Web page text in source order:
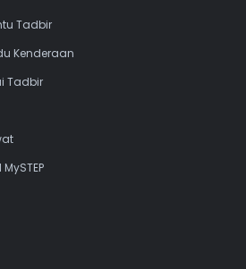
Tadbir
Kenderaan
Tadbir